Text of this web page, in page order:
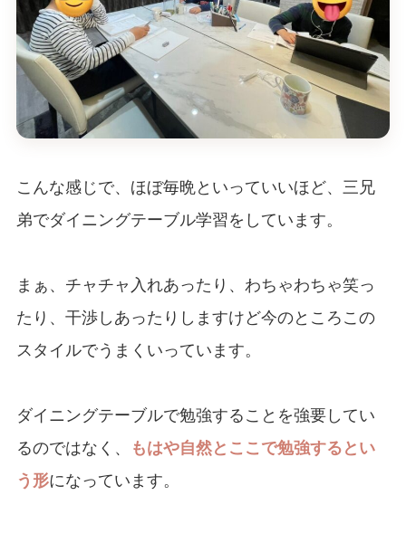
こんな感じで、ほぼ毎晩といっていいほど、三兄
弟でダイニングテーブル学習をしています。
まぁ、チャチャ入れあったり、わちゃわちゃ笑っ
たり、干渉しあったりしますけど今のところこの
スタイルでうまくいっています。
ダイニングテーブルで勉強することを強要してい
るのではなく、
もはや自然とここで勉強するとい
う形になっています。